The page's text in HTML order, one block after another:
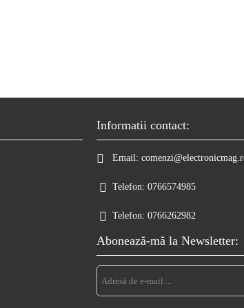
Informatii contact:
Email:
Telefon: 0766574985
Telefon: 0766262982
Abonează-mă la Newsletter: